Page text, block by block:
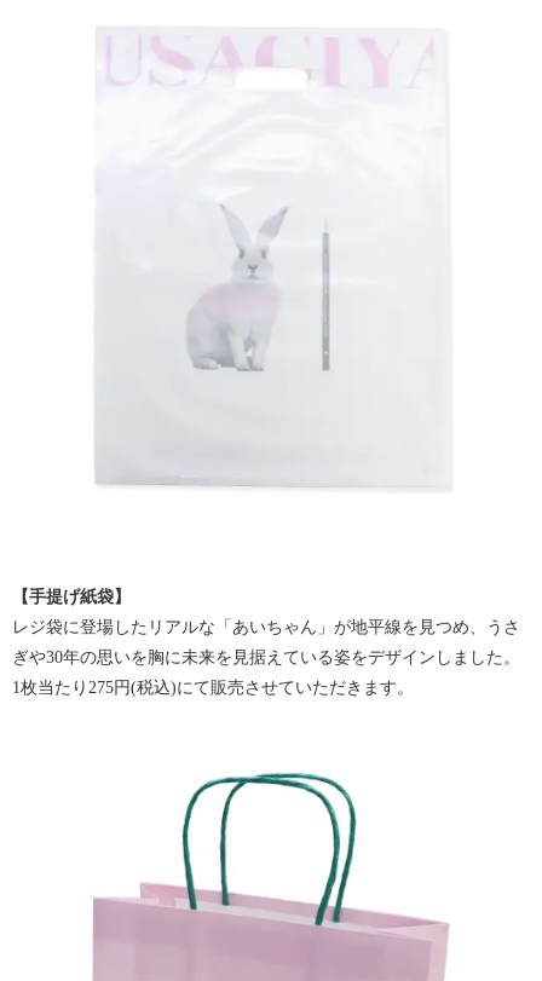
【手提げ紙袋】
レジ袋に登場したリアルな「あいちゃん」が地平線を見つめ、うさ
ぎや30年の思いを胸に未来を見据えている姿をデザインしました。
1枚当たり275円(税込)にて販売させていただきます。